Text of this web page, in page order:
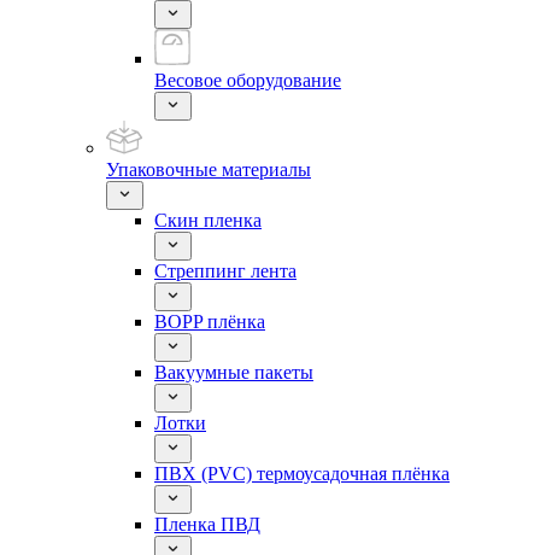
Весовое оборудование
Упаковочные материалы
Скин пленка
Стреппинг лента
BOPP плёнка
Вакуумные пакеты
Лотки
ПВХ (PVC) термоусадочная плёнка
Пленка ПВД